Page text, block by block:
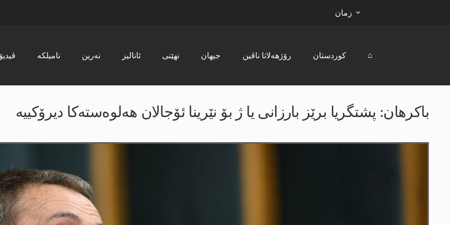
زمان
ڤیدیۆ نامیلکە نەرین ئانالیز نھێنی جیھان رۆژھەلاتا ناڤین کوردستان ⌂
باکرھان: پشتگریا برێز بارزانی یا ژ بۆ نێرینا ئۆجالان ھەلوەستەکا دیرۆکییە